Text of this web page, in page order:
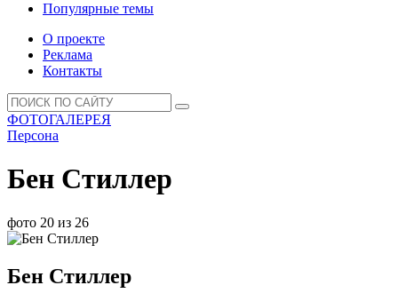
Популярные темы
О проекте
Реклама
Контакты
ФОТОГАЛЕРЕЯ
Персона
Бен Стиллер
фото 20 из 26
Бен Стиллер